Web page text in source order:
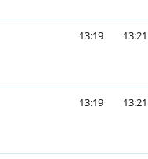
13:19 13:21
13:19 13:21